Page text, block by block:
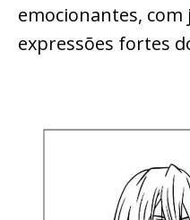
emocionantes, com
expressões fortes